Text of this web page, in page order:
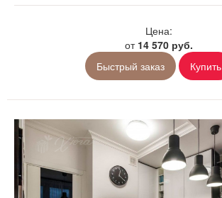
Цена:
от 14 570 руб.
Быстрый заказ
Купить